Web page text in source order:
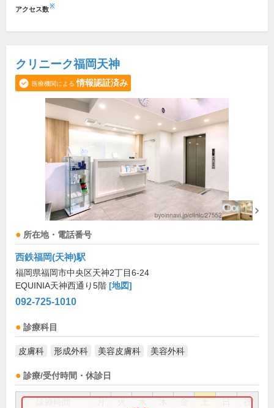
アクセス数※
クリニーク福岡天神
医療機関による 情報認証済み
所在地・電話番号
西鉄福岡(天神)駅
福岡県福岡市中央区天神2丁目6-24
EQUINIA天神西通り5階 [地図]
092-725-1010
診療科目
皮膚科 形成外科 美容皮膚科 美容外科
診療/受付時間・休診日
祝